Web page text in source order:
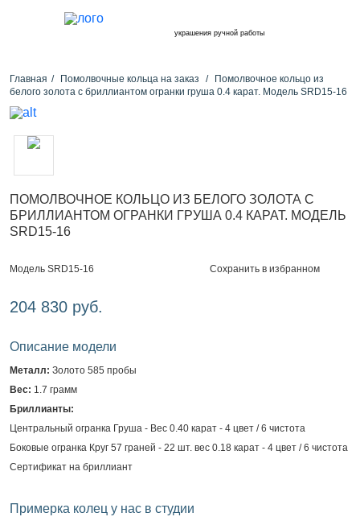
украшения ручной работы
Главная Помолвочные кольца на заказ
Помолвочное кольцо из
белого золота с бриллиантом огранки груша 0.4 карат. Модель SRD15-16
ПОМОЛВОЧНОЕ КОЛЬЦО ИЗ БЕЛОГО ЗОЛОТА С
БРИЛЛИАНТОМ ОГРАНКИ ГРУША 0.4 КАРАТ. МОДЕЛЬ
SRD15-16
Модель SRD15-16 Сохранить в избранном
204 830 руб.
Описание модели
Металл: Золото 585 пробы
Вес: 1.7 грамм
Бриллианты:
Центральный огранка Груша - Вес 0.40 карат - 4 цвет / 6 чистота
Боковые огранка Круг 57 граней - 22 шт. вес 0.18 карат - 4 цвет / 6 чистота
Сертификат на бриллиант
Примерка колец у нас в студии